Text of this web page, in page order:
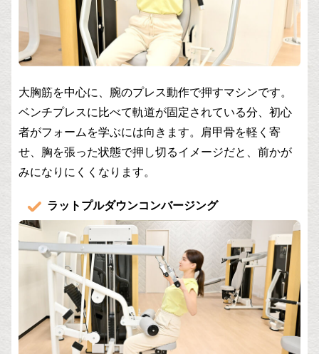
大胸筋を中心に、腕のプレス動作で押すマシンです。
ベンチプレスに比べて軌道が固定されている分、初心
者がフォームを学ぶには向きます。肩甲骨を軽く寄
せ、胸を張った状態で押し切るイメージだと、前かが
みになりにくくなります。
ラットプルダウンコンバージング